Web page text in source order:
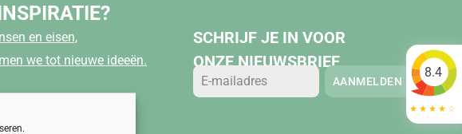
en eisen,
we tot nieuwe ideeën.
SCHRIJF JE IN VOOR
ONZE NIEUWSBRIEF
AANMELDEN
8.4